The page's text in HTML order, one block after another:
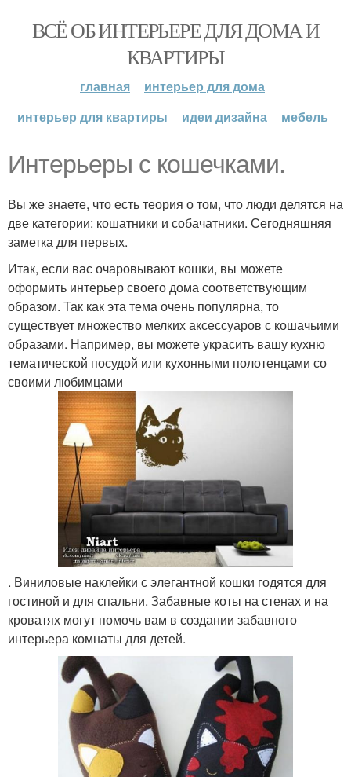
ВСЁ ОБ ИНТЕРЬЕРЕ ДЛЯ ДОМА И
КВАРТИРЫ
главная
интерьер для дома
интерьер для квартиры
идеи дизайна мебель
Интерьеры с кошечками.
Вы же знаете, что есть теория о том, что люди делятся на
две категории: кошатники и собачатники. Сегодняшняя
заметка для первых.
Итак, если вас очаровывают кошки, вы можете
оформить интерьер своего дома соответствующим
образом. Так как эта тема очень популярна, то
существует множество мелких аксессуаров с кошачьими
образами. Например, вы можете украсить вашу кухню
тематической посудой или кухонными полотенцами со
своими любимцами
. Виниловые наклейки с элегантной кошки годятся для
гостиной и для спальни. Забавные коты на стенах и на
кроватях могут помочь вам в создании забавного
интерьера комнаты для детей.